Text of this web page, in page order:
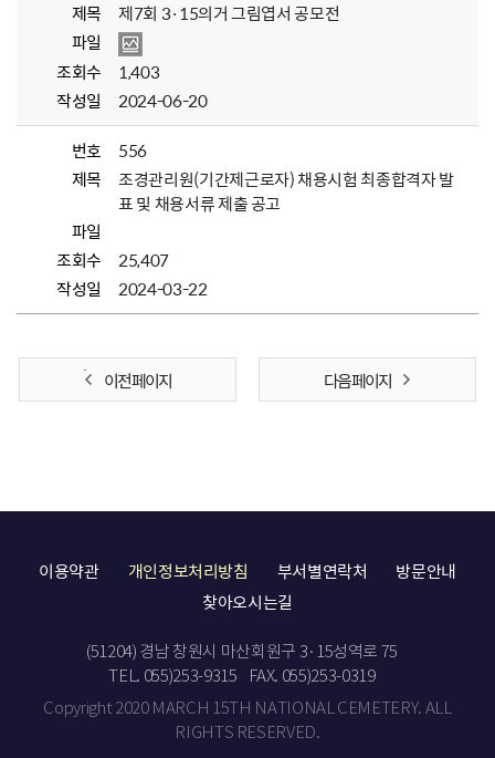
제목
제7회 3·15의거 그림엽서 공모전
파일
조회수
1,403
작성일
2024-06-20
번호
556
제목
조경관리원(기간제근로자) 채용시험 최종합격자 발
표 및 채용서류 제출 공고
파일
조회수
25,407
작성일
2024-03-22
이전 페이지 다음 페이지
이용약관 개인정보처리방침 부서별연락처
방문안내
찾아오시는길
(51204) 경남 창원시 마산회원구 3·15성역로 75
TEL. 055)253-9315
FAX. 055)253-0319
Copyright 2020 MARCH 15TH NATIONAL CEMETERY. ALL
RIGHTS RESERVED.